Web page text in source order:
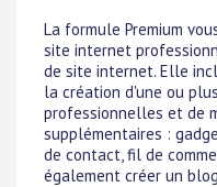
La formule Premium
site internet
de site internet. Elle
la création d'une ou
professionnelles et de
supplémentaires :
de contact, fil de
également créer un